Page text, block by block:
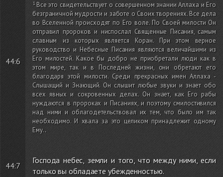
44:6
Все это свидетельствует о совершенном знании Аллаха и Его
безграничной мудрости и заботе о Своих творениях. Все дела
во Вселенной происходят по Его воле. По Своей милости Он
отправил пророков и ниспослал Священные Писания, самым
славным из которых является Коран. При этом верное
руководство и Небесные Писания являются величайшими из
Его милостей. Какое бы добро не приобретали люди как в
этом мире, так и в Последней жизни, они обретают его
благодаря этой милости. Среди прекрасных имен Аллаха -
Слышащий и Знающий. Он слышит любые звуки и знает обо
всех явных и сокровенных делах. Он знает, как Его рабы
нуждаются в пророках и Писаниях, и поэтому смилостивился
над ними и облагодетельствовал их тем, что было им так
необходимо. И хвала за это целиком принадлежит одному
Ему..
44:7
Господа небес, земли и того, что между ними, если
только вы обладаете убежденностью.